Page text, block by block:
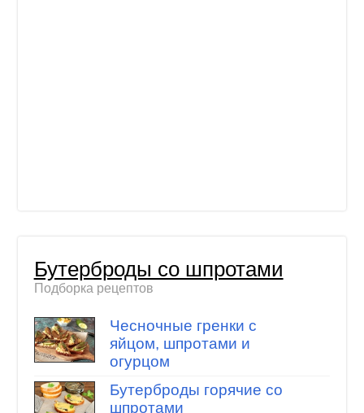
Бутерброды со шпротами
Подборка рецептов
Чесночные гренки с
яйцом, шпротами и
огурцом
Бутерброды горячие со
шпротами